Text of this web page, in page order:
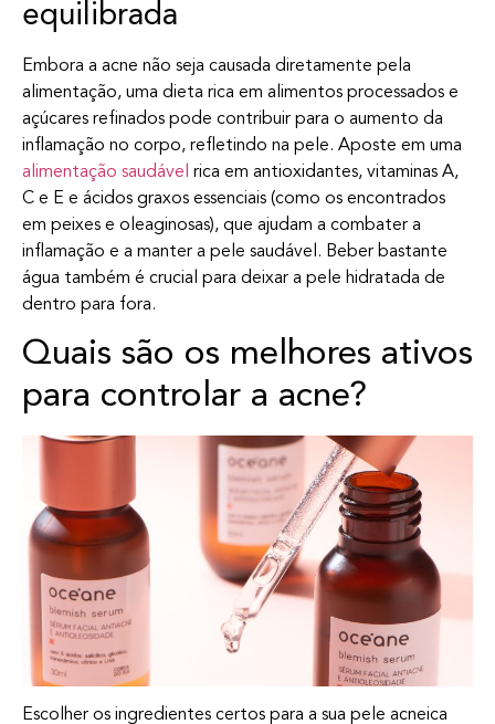
equilibrada
Embora a acne não seja causada diretamente pela
alimentação, uma dieta rica em alimentos processados e
açúcares refinados pode contribuir para o aumento da
inflamação no corpo, refletindo na pele. Aposte em uma
alimentação saudável rica em antioxidantes, vitaminas A,
C e E e ácidos graxos essenciais (como os encontrados
em peixes e oleaginosas), que ajudam a combater a
inflamação e a manter a pele saudável. Beber bastante
água também é crucial para deixar a pele hidratada de
dentro para fora.
Quais são os melhores ativos
para controlar a acne?
Escolher os ingredientes certos para a sua pele acneica